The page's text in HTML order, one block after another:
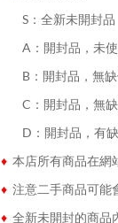
S：全新未開封品
A：開封品，未
B：開封品，無
C：開封品，無
D：開封品，有
♦ 本店所有商品在網
♦ 注意二手商品可能
♦ 全新未開封的商品